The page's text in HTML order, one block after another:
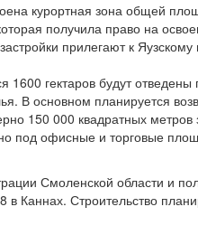
курортная зона общей
получила право на
прилегают к Яузскому
1600 гектаров будут отведены
В основном планируется
150 000 квадратных метров
под офисные и торговые
Смоленской области и
Каннах. Строительство